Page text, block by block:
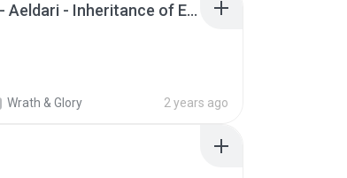
Wrath & Glory - Aeldari - Inheritance of Embers.pdf
Wrath & Glory 2 years ago